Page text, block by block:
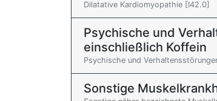
Dilatative Kardiomyopathie [I42.0]
Psychische und
einschließlich Koffein
Psychische und
Sonstige